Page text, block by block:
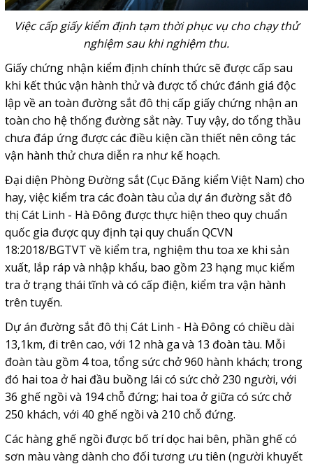
Việc cấp giấy kiểm định tạm thời phục vụ cho chạy thử
nghiệm sau khi nghiệm thu.
Giấy chứng nhận kiểm định chính thức sẽ được cấp sau
khi kết thúc vận hành thử và được tổ chức đánh giá độc
lập về an toàn đường sắt đô thị cấp giấy chứng nhận an
toàn cho hệ thống đường sắt này. Tuy vậy, do tổng thầu
chưa đáp ứng được các điều kiện cần thiết nên công tác
vận hành thử chưa diễn ra như kế hoạch.
Đại diện Phòng Đường sắt (Cục Đăng kiểm Việt Nam) cho
hay, việc kiểm tra các đoàn tàu của dự án đường sắt đô
thị Cát Linh - Hà Đông được thực hiện theo quy chuẩn
quốc gia được quy định tại quy chuẩn QCVN
18:2018/BGTVT về kiểm tra, nghiệm thu toa xe khi sản
xuất, lắp ráp và nhập khẩu, bao gồm 23 hạng mục kiểm
tra ở trạng thái tĩnh và có cấp điện, kiểm tra vận hành
trên tuyến.
Dự án đường sắt đô thị Cát Linh - Hà Đông có chiều dài
13,1km, đi trên cao, với 12 nhà ga và 13 đoàn tàu. Mỗi
đoàn tàu gồm 4 toa, tổng sức chở 960 hành khách; trong
đó hai toa ở hai đầu buồng lái có sức chở 230 người, với
36 ghế ngồi và 194 chỗ đứng; hai toa ở giữa có sức chở
250 khách, với 40 ghế ngồi và 210 chỗ đứng.
Các hàng ghế ngồi được bố trí dọc hai bên, phần ghế có
sơn màu vàng dành cho đối tương ưu tiên (người khuyết